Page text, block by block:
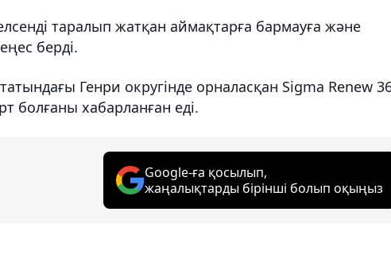
таралып жатқан аймақтарға бармауға және
берді.
Генри округінде орналасқан Sigma Renew
болғаны хабарланған еді.
Google-ға қосылып,
жаңалықтарды бірінші болып оқыңыз